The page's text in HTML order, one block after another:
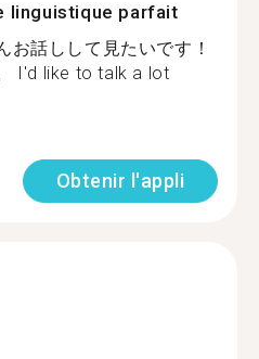
linguistique parfait
お話しして見たいです！
I'd like to talk a lot
Obtenir l'appli